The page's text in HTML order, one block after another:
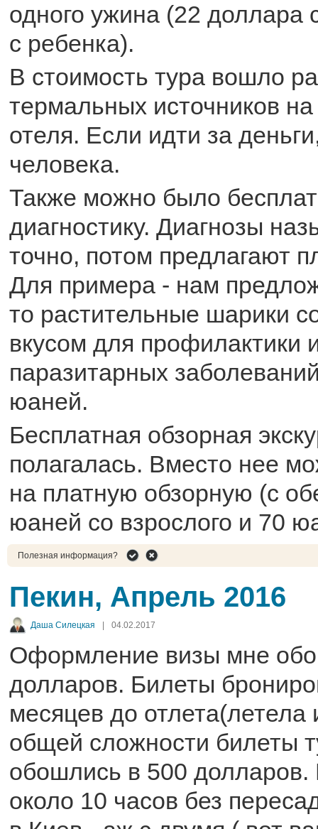
одного ужина (22 доллара
с ребенка).
В стоимость тура вошло
термальных источников
отеля. Если идти за
человека.
Также можно было
диагностику. Диагнозы
точно, потом предлагают
Для примера - нам
то растительные шарики
вкусом для профилактики
паразитарных
юаней.
Бесплатная обзорная
полагалась. Вместо нее
на платную обзорную (с
юаней со взрослого и 70
Полезная информация?
Пекин, Апрель 2016
Даша Силецкая 04.02.2017
Оформление визы мне
долларов. Билеты
месяцев до отлета(летела
общей сложности билеты
обошлись в 500 долларов.
около 10 часов без